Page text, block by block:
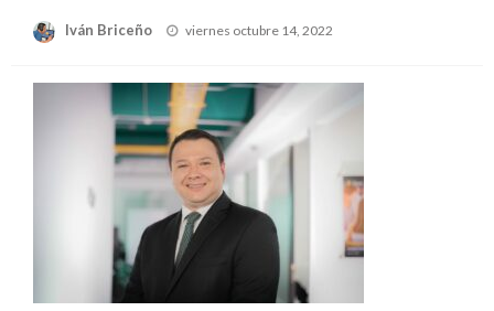
Iván Briceño
Publicado
viernes octubre 14, 2022